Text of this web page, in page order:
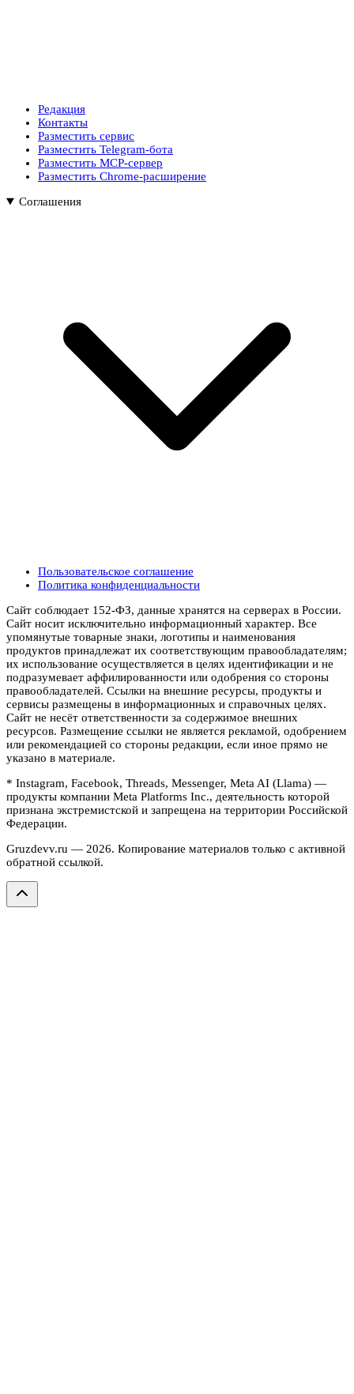
Редакция
Контакты
Разместить сервис
Разместить Telegram-бота
Разместить MCP-сервер
Разместить Chrome-расширение
Соглашения
Пользовательское соглашение
Политика конфиденциальности
Сайт соблюдает 152-ФЗ, данные хранятся на серверах в России.
Сайт носит исключительно информационный характер. Все
упомянутые товарные знаки, логотипы и наименования
продуктов принадлежат их соответствующим правообладателям;
их использование осуществляется в целях идентификации и не
подразумевает аффилированности или одобрения со стороны
правообладателей. Ссылки на внешние ресурсы, продукты и
сервисы размещены в информационных и справочных целях.
Сайт не несёт ответственности за содержимое внешних
ресурсов. Размещение ссылки не является рекламой, одобрением
или рекомендацией со стороны редакции, если иное прямо не
указано в материале.
* Instagram, Facebook, Threads, Messenger, Meta AI (Llama) —
продукты компании Meta Platforms Inc., деятельность которой
признана экстремистской и запрещена на территории Российской
Федерации.
Gruzdevv.ru — 2026. Копирование материалов только с активной
обратной ссылкой.